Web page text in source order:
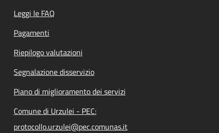
Leggi le FAQ
Pagamenti
Riepilogo valutazioni
Segnalazione disservizio
Piano di miglioramento dei servizi
Comune di Urzulei - PEC:
protocollo.urzulei@pec.comunas.it